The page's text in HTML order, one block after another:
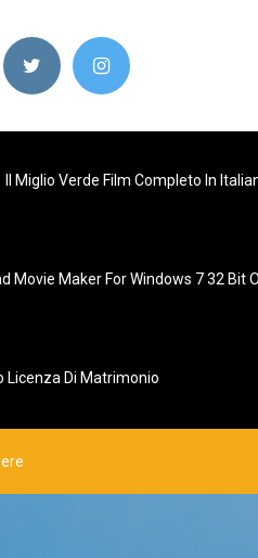
Il Miglio Verde Film Completo In
Movie Maker For Windows 7 32 Bit
Licenza Di Matrimonio